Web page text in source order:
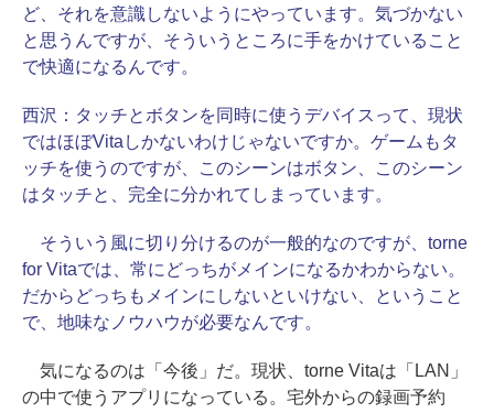
ど、それを意識しないようにやっています。気づかない
と思うんですが、そういうところに手をかけていること
で快適になるんです。
西沢： タッチとボタンを同時に使うデバイスって、現状
ではほぼVitaしかないわけじゃないですか。ゲームもタ
ッチを使うのですが、このシーンはボタン、このシーン
はタッチと、完全に分かれてしまっています。
そういう風に切り分けるのが一般的なのですが、torne
for Vitaでは、常にどっちがメインになるかわからない。
だからどっちもメインにしないといけない、ということ
で、地味なノウハウが必要なんです。
気になるのは「今後」だ。現状、torne Vitaは「LAN」
の中で使うアプリになっている。宅外からの録画予約